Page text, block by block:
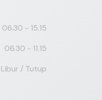
06.30 - 15.15
06.30 - 11.15
Libur / Tutup